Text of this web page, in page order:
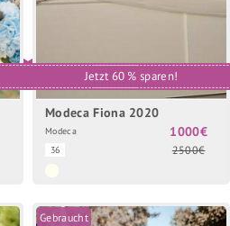
Jetzt 60 % sparen!
Modeca Fiona 2020
Modeca
36
1000€
2500€
Gebraucht